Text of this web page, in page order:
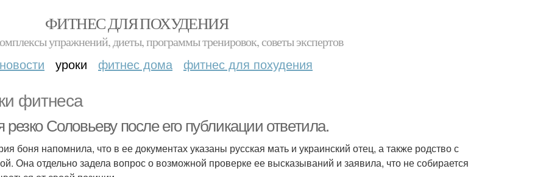
ФИТНЕС ДЛЯ ПОХУДЕНИЯ
упражнений, диеты, программы тренировок, советы экспертов
новости уроки фитнес дома фитнес для похудения
фитнеса
резко Соловьеву после его публикации ответила.
боня напомнила, что в ее документах указаны русская мать и украинский отец, а также родство с
Она отдельно задела вопрос о возможной проверке ее высказываний и заявила, что не собирается